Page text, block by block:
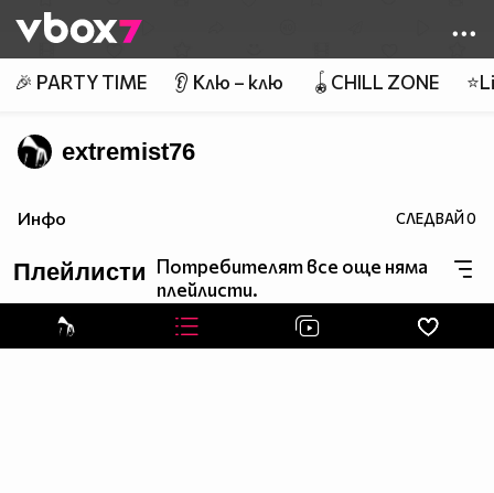
👾
🎉 PARTY TIME 👂 Клю – клю 🪀CHILL ZONE
extremist76
Инфо СЛЕДВАЙ0
Плейлисти Потребителят все още няма
плейлисти.